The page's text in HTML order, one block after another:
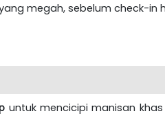
megah, sebelum check-in
untuk mencicipi manisan